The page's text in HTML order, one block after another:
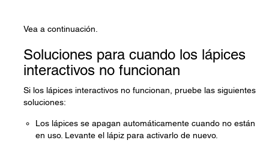
Vea a continuación.
Soluciones para cuando los lápices
interactivos no funcionan
Si los lápices interactivos no funcionan, pruebe las siguientes
soluciones:
Los lápices se apagan automáticamente cuando no están
en uso. Levante el lápiz para activarlo de nuevo.